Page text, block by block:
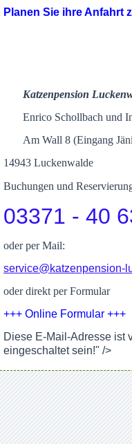
Planen Sie ihre Anfahrt
Katzenpension
Enrico Schollbach und
Am Wall 8 (Eingang
14943 Luckenwalde
Buchungen und
03371 - 40
oder per Mail:
service@katzenpension-
oder direkt per Formular
+++ Online Formular +++
Diese E-Mail-Adresse ist
eingeschaltet sein!" />